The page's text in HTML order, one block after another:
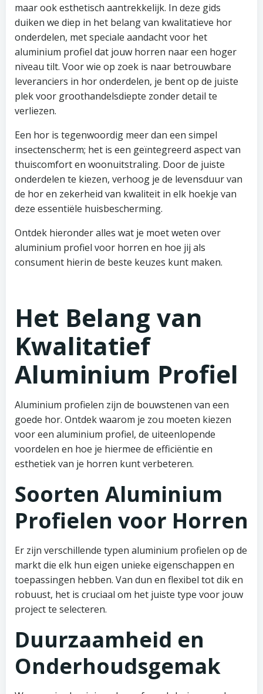
maar ook esthetisch aantrekkelijk. In deze gids
duiken we diep in het belang van kwalitatieve hor
onderdelen, met speciale aandacht voor het
aluminium profiel dat jouw horren naar een hoger
niveau tilt. Voor wie op zoek is naar betrouwbare
leveranciers in hor onderdelen, je bent op de juiste
plek voor groothandelsdiepte zonder detail te
verliezen.
Een hor is tegenwoordig meer dan een simpel
insectenscherm; het is een geïntegreerd aspect van
thuiscomfort en woonuitstraling. Door de juiste
onderdelen te kiezen, verhoog je de levensduur van
de hor en zekerheid van kwaliteit in elk hoekje van
deze essentiële huisbescherming.
Ontdek hieronder alles wat je moet weten over
aluminium profiel voor horren en hoe jij als
consument hierin de beste keuzes kunt maken.
Het Belang van
Kwalitatief
Aluminium Profiel
Aluminium profielen zijn de bouwstenen van een
goede hor. Ontdek waarom je zou moeten kiezen
voor een aluminium profiel, de uiteenlopende
voordelen en hoe je hiermee de efficiëntie en
esthetiek van je horren kunt verbeteren.
Soorten Aluminium
Profielen voor Horren
Er zijn verschillende typen aluminium profielen op de
markt die elk hun eigen unieke eigenschappen en
toepassingen hebben. Van dun en flexibel tot dik en
robuust, het is cruciaal om het juiste type voor jouw
project te selecteren.
Duurzaamheid en
Onderhoudsgemak